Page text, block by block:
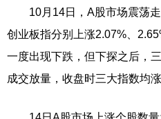
10月14日，A股市场震荡走
创业板指分别上涨2.07%、
一度出现下跌，但下探之后，
成交放量，收盘时三大指数均涨